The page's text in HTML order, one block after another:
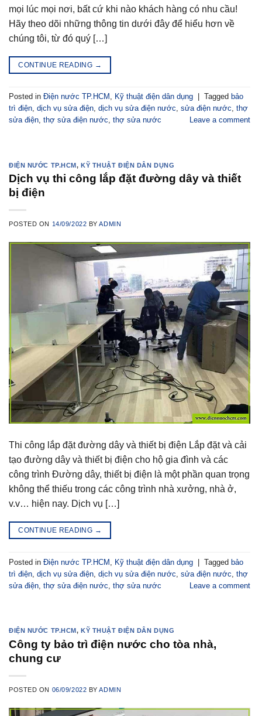
mọi lúc mọi nơi, bất cứ khi nào khách hàng có nhu cầu!
Hãy theo dõi những thông tin dưới đây để hiểu hơn về
chúng tôi, từ đó quý […]
CONTINUE READING →
Posted in Điện nước TP.HCM , Kỹ thuật điện dân dụng Tagged bảo
trì điện, dịch vụ sửa điện, dịch vụ sửa điện nước, sửa điện nước, thợ
sửa điện, thợ sửa điện nước, thợ sửa nước Leave a comment
ĐIỆN NƯỚC TP.HCM,KỸ THUẬT ĐIỆN DÂN DỤNG
Dịch vụ thi công lắp đặt đường dây và thiết
bị điện
POSTED ON 14/09/2022 BYADMIN
Thi công lắp đặt đường dây và thiết bị điện Lắp đặt và cải
tạo đường dây và thiết bị điện cho hộ gia đình và các
công trình Đường dây, thiết bị điện là một phần quan trọng
không thể thiếu trong các công trình nhà xưởng, nhà ở,
v.v… hiện nay. Dịch vụ […]
CONTINUE READING →
Posted in Điện nước TP.HCM Kỹ thuật điện dân dụng | Tagged bảo
trì điện dịch vụ sửa điện dịch vụ sửa điện nước sửa điện nước thợ
sửa điện thợ sửa điện nước thợ sửa nước Leave a comment
ĐIỆN NƯỚC TP.HCM , KỸ THUẬT ĐIỆN DÂN DỤNG
Công ty bảo trì điện nước cho tòa nhà,
chung cư
POSTED ON 06/09/2022 BYADMIN